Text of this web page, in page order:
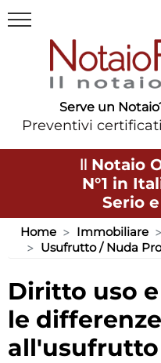
Serve un
Preventivi
Il Notaio
N°1 in
Serio
Home Immobiliare
Usufrutto / Nuda
diritto uso e abitazione e
le
all'usufrutto